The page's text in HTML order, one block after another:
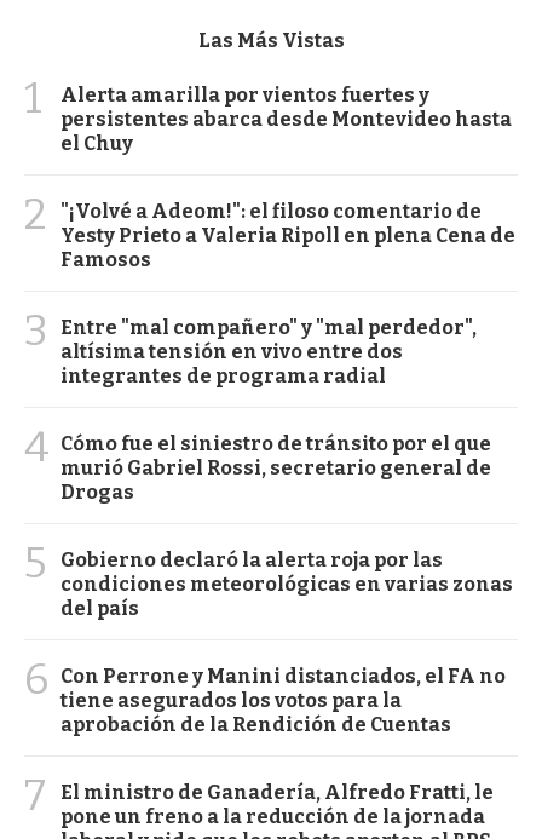
Las Más Vistas
1
Alerta amarilla por vientos fuertes y
persistentes abarca desde Montevideo hasta
el Chuy
2
"¡Volvé a Adeom!": el filoso comentario de
Yesty Prieto a Valeria Ripoll en plena Cena de
Famosos
3
Entre "mal compañero" y "mal perdedor",
altísima tensión en vivo entre dos
integrantes de programa radial
4 Cómo fue el siniestro de tránsito por el que
murió Gabriel Rossi, secretario general de
Drogas
5
Gobierno declaró la alerta roja por las
condiciones meteorológicas en varias zonas
del país
6
Con Perrone y Manini distanciados, el FA no
tiene asegurados los votos para la
aprobación de la Rendición de Cuentas
7
El ministro de Ganadería, Alfredo Fratti, le
pone un freno a la reducción de la jornada